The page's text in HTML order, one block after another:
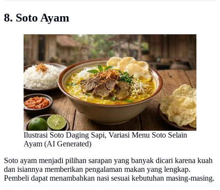
8. Soto Ayam
Ilustrasi Soto Daging Sapi, Variasi Menu Soto Selain
Ayam (AI Generated)
Soto ayam menjadi pilihan sarapan yang banyak dicari karena kuah
dan isiannya memberikan pengalaman makan yang lengkap.
Pembeli dapat menambahkan nasi sesuai kebutuhan masing-masing.